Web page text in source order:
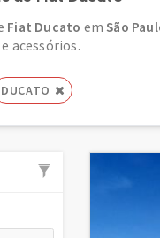
Fiat Ducato emSão
acessórios.
DUCATO